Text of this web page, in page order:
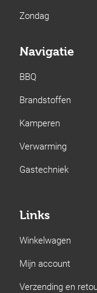
Zondag
Navigatie
BBQ
Brandstoffen
Kamperen
Verwarming
Gastechniek
Links
Winkelwagen
Mijn account
Verzending en